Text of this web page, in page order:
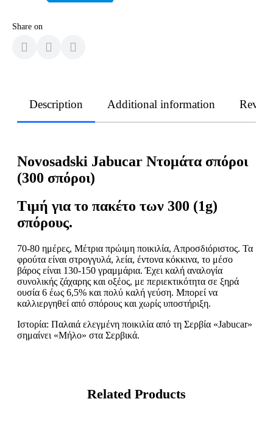
Share on
Description Additional information
Novosadski Jabucar Ντομάτα σπόροι
(300 σπόροι)
Τιμή για το πακέτο των 300 (1g)
σπόρους.
70-80 ημέρες, Μέτρια πρώιμη ποικιλία, Απροσδιόριστος. Τα
φρούτα είναι στρογγυλά, λεία, έντονα κόκκινα, το μέσο
βάρος είναι 130-150 γραμμάρια. Έχει καλή αναλογία
συνολικής ζάχαρης και οξέος, με περιεκτικότητα σε ξηρά
ουσία 6 έως 6,5% και πολύ καλή γεύση. Μπορεί να
καλλιεργηθεί από σπόρους και χωρίς υποστήριξη.
Ιστορία: Παλαιά ελεγμένη ποικιλία από τη Σερβία «Jabucar»
σημαίνει «Μήλο» στα Σερβικά.
Related Products